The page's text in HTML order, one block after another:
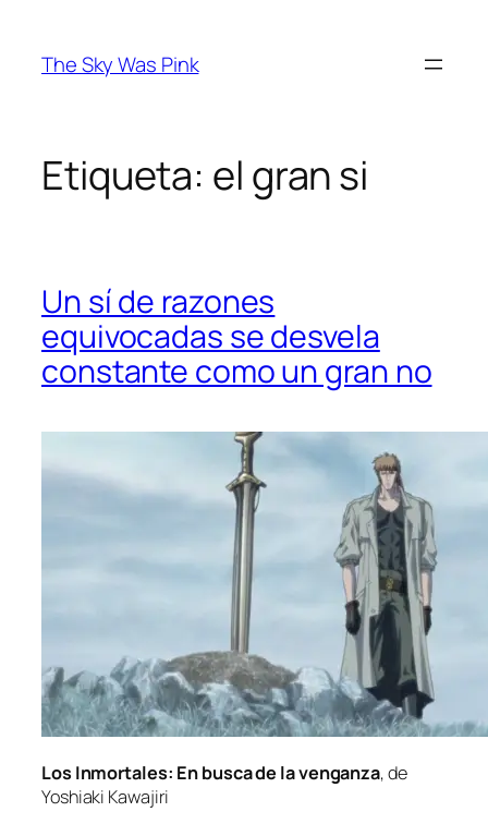
contenido
The Sky Was Pink
Etiqueta: el gran si
Un sí de razones
equivocadas se desvela
constante como un gran no
Los Inmortales: En bus­ca de la ven­gan­za, de
Yoshiaki Kawajiri